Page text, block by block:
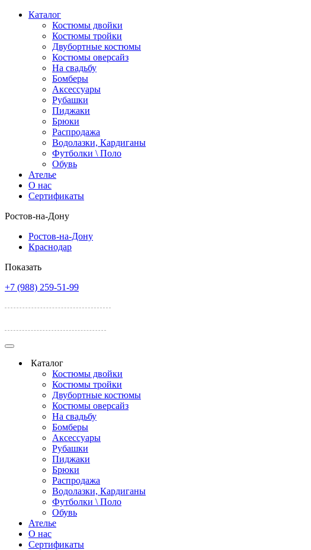
Каталог
Костюмы двойки
Костюмы тройки
Двубортные костюмы
Костюмы оверсайз
На свадьбу
Бомберы
Аксессуары
Рубашки
Пиджаки
Брюки
Распродажа
Водолазки, Кардиганы
Футболки \ Поло
Обувь
Ателье
О нас
Сертификаты
Ростов-на-Дону
Ростов-на-Дону
Краснодар
Показать
+7 (988) 259-51-99
Каталог
Костюмы двойки
Костюмы тройки
Двубортные костюмы
Костюмы оверсайз
На свадьбу
Бомберы
Аксессуары
Рубашки
Пиджаки
Брюки
Распродажа
Водолазки, Кардиганы
Футболки \ Поло
Обувь
Ателье
О нас
Сертификаты